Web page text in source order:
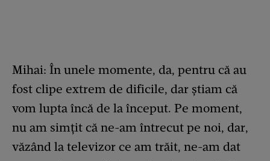
Mihai: În unele momente, da, pentru că au
fost clipe extrem de dificile, dar știam că
vom lupta încă de la început. Pe moment,
nu am simțit că ne-am întrecut pe noi, dar,
văzând la televizor ce am trăit, ne-am dat